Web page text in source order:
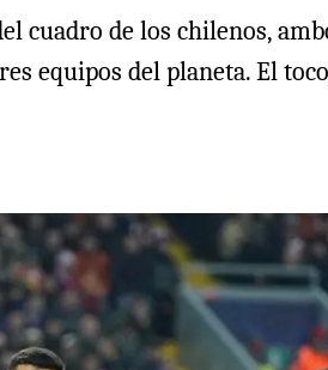
cuadro de los chilenos,
equipos del planeta. El